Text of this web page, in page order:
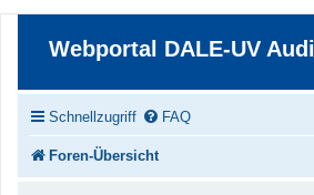
Webportal DALE-UV
Schnellzugriff FAQ
Foren-Übersicht